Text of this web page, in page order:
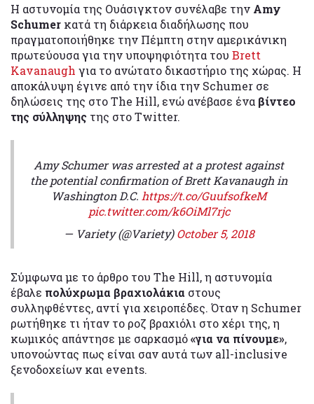
Η αστυνομία της Ουάσιγκτον συνέλαβε την Amy
Schumer κατά τη διάρκεια διαδήλωσης που
πραγματοποιήθηκε την Πέμπτη στην αμερικάνικη
πρωτεύουσα για την υποψηφιότητα του Brett
Kavanaugh για το ανώτατο δικαστήριο της χώρας. Η
αποκάλυψη έγινε από την ίδια την Schumer σε
δηλώσεις της στο The Hill, ενώ ανέβασε ένα βίντεο
της σύλληψης της στο Twitter.
Amy Schumer was arrested at a protest against
the potential confirmation of Brett Kavanaugh in
Washington D.C. https://t.co/GuufsofkeM
pic.twitter.com/k6OiMl7rjc
— Variety (@Variety)October 5, 2018
Σύμφωνα με το άρθρο του The Hill, η αστυνομία
έβαλε πολύχρωμα βραχιολάκια στους
συλληφθέντες, αντί για χειροπέδες. Όταν η Schumer
ρωτήθηκε τι ήταν το ροζ βραχιόλι στο χέρι της, η
κωμικός απάντησε με σαρκασμό«για να πίνουμε»,
υπονοώντας πως είναι σαν αυτά των all-inclusive
ξενοδοχείων και events.